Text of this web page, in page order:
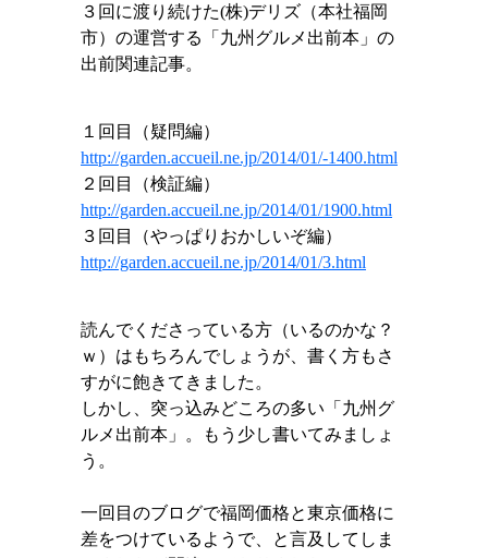
３回に渡り続けた(株)デリズ（本社福岡
市）の運営する「九州グルメ出前本」の
出前関連記事。
１回目（疑問編）
http://garden.accueil.ne.jp/2014/01/-1400.html
２回目（検証編）
http://garden.accueil.ne.jp/2014/01/1900.html
３回目（やっぱりおかしいぞ編）
http://garden.accueil.ne.jp/2014/01/3.html
読んでくださっている方（いるのかな？
ｗ）はもちろんでしょうが、書く方もさ
すがに飽きてきました。
しかし、突っ込みどころの多い「九州グ
ルメ出前本」。もう少し書いてみましょ
う。
一回目のブログで福岡価格と東京価格に
差をつけているようで、と言及してしま